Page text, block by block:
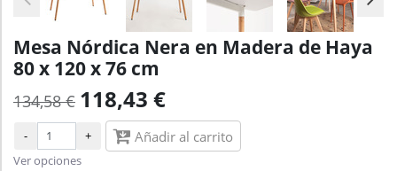
Mesa Nórdica Nera en Madera de Haya
80 x 120 x 76 cm
134,58 € 118,43 €
- + Añadir al carrito
Ver opciones